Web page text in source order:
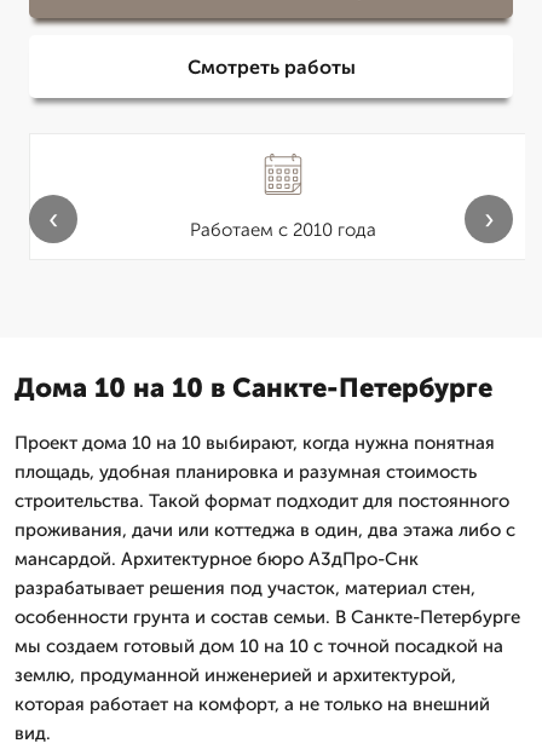
Смотреть работы
Работаем с 2010 года
‹ ›
Дома 10 на 10 в Санкте-Петербурге
Проект дома 10 на 10 выбирают, когда нужна понятная
площадь, удобная планировка и разумная стоимость
строительства. Такой формат подходит для постоянного
проживания, дачи или коттеджа в один, два этажа либо с
мансардой. Архитектурное бюро А3дПро-Снк
разрабатывает решения под участок, материал стен,
особенности грунта и состав семьи. В Санкте-Петербурге
мы создаем готовый дом 10 на 10 с точной посадкой на
землю, продуманной инженерией и архитектурой,
которая работает на комфорт, а не только на внешний
вид.